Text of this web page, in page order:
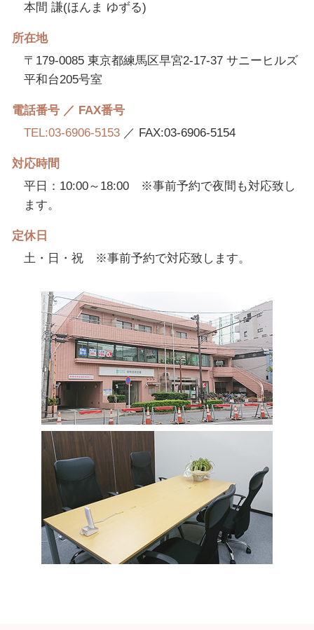
本間 謙(ほんま ゆずる)
所在地
〒179-0085 東京都練馬区早宮2-17-37 サニーヒルズ
平和台205号室
電話番号 ／ FAX番号
TEL:03-6906-5153 ／ FAX:03-6906-5154
対応時間
平日：10:00～18:00 ※事前予約で夜間も対応致し
ます。
定休日
土・日・祝 ※事前予約で対応致します。